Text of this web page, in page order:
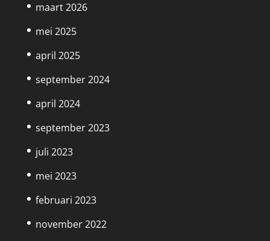
maart 2026
mei 2025
april 2025
september 2024
april 2024
september 2023
juli 2023
mei 2023
februari 2023
november 2022